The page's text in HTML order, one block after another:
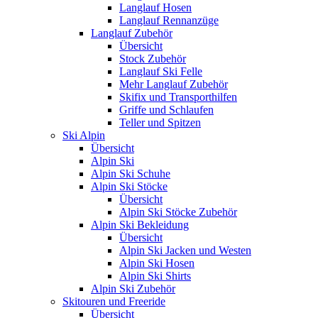
Langlauf Hosen
Langlauf Rennanzüge
Langlauf Zubehör
Übersicht
Stock Zubehör
Langlauf Ski Felle
Mehr Langlauf Zubehör
Skifix und Transporthilfen
Griffe und Schlaufen
Teller und Spitzen
Ski Alpin
Übersicht
Alpin Ski
Alpin Ski Schuhe
Alpin Ski Stöcke
Übersicht
Alpin Ski Stöcke Zubehör
Alpin Ski Bekleidung
Übersicht
Alpin Ski Jacken und Westen
Alpin Ski Hosen
Alpin Ski Shirts
Alpin Ski Zubehör
Skitouren und Freeride
Übersicht